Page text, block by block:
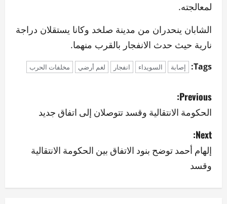
لمعالجته.
الشابان ينحدران من مدينة صلخد وكانا يستقلان دراجة
نارية حيث حدث الانفجار بالقرب منهما.
Tags: إصابة السويداء انفجار لغم أرضي مخلفات الحرب
P
o
s
t
n
Previous:
الحكومة الانتقالية وقسد تتوصلان إلى اتفاق جديد
Next:
إلهام أحمد توضح بنود الاتفاق بين الحكومة الانتقالية
وقسد